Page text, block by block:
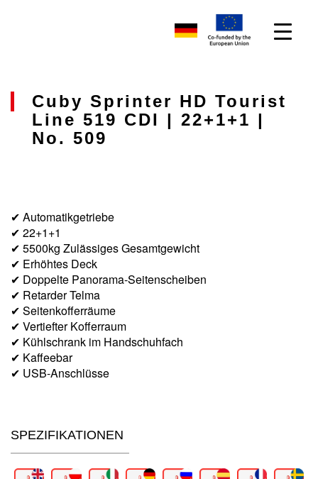
Cuby Sprinter HD Tourist
Line 519 CDI | 22+1+1 |
No. 509
✔ Automatikgetriebe
✔ 22+1+1
✔ 5500kg Zulässiges Gesamtgewicht
✔ Erhöhtes Deck
✔ Doppelte Panorama-Seitenscheiben
✔ Retarder Telma
✔ Seitenkofferräume
✔ Vertiefter Kofferraum
✔ Kühlschrank im Handschuhfach
✔ Kaffeebar
✔ USB-Anschlüsse
SPEZIFIKATIONEN